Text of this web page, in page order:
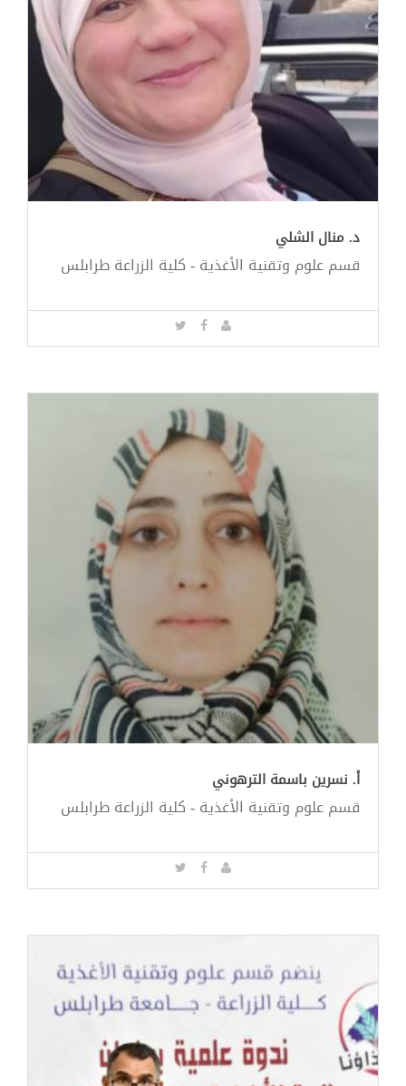
د. منال الشلي
قسم علوم وتقنية الأغذية - كلية الزراعة طرابلس
أ. نسرين باسمة الترهوني
قسم علوم وتقنية الأغذية - كلية الزراعة طرابلس